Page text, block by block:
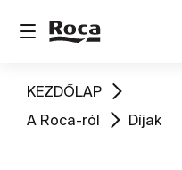
KEZDŐLAP
A Roca-ról
Díjak